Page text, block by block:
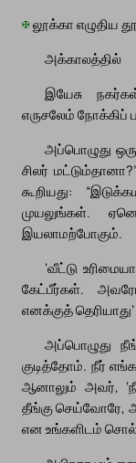
✠ லூக்கா எழுதிய
அக்காலத்தில்
இயேசு
எருசலேம்
அப்பொழுது
சிலர்
கூறியது:
முயலுங்கள்.
இயலாமற்போகும்.
‘வீட்டு
கேட்பீர்கள்.
எனக்குத்
அப்பொழுது
குடித்தோம். நீர்
ஆனாலும் அவர்,
தீங்கு செய்வோரே,
என உங்களிடம்